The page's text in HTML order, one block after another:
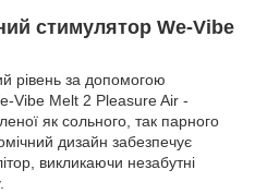
стимулятор We-Vibe
рівень за допомогою
Vibe Melt 2 Pleasure Air -
як сольного, так парного
дизайн забезпечує
викликаючи незабутні